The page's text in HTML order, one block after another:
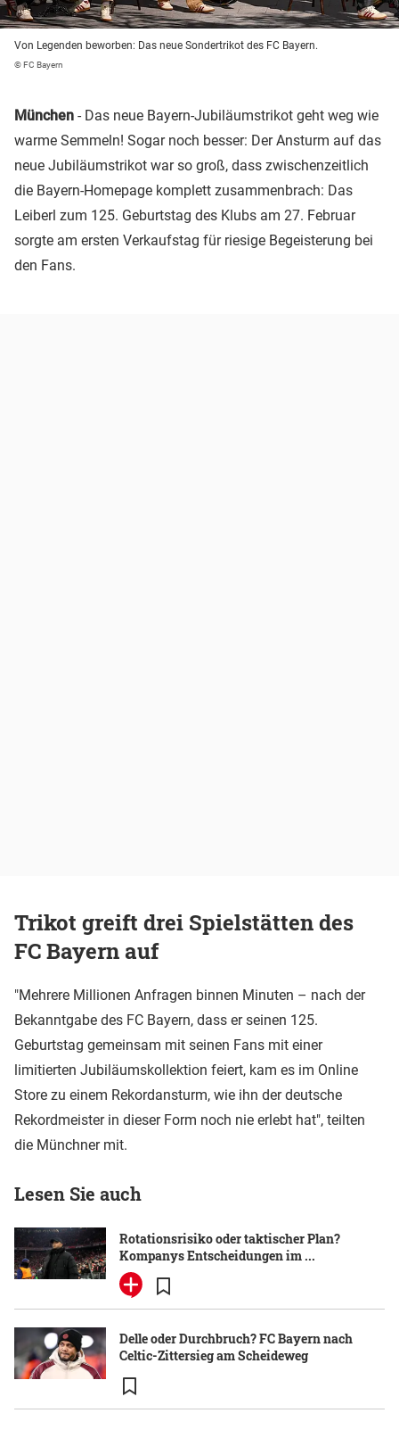
Von Legenden beworben: Das neue Sondertrikot des FC Bayern.
© FC Bayern
München - Das neue Bayern-Jubiläumstrikot geht weg wie
warme Semmeln! Sogar noch besser: Der Ansturm auf das
neue Jubiläumstrikot war so groß, dass zwischenzeitlich
die Bayern-Homepage komplett zusammenbrach: Das
Leiberl zum 125. Geburtstag des Klubs am 27. Februar
sorgte am ersten Verkaufstag für riesige Begeisterung bei
den Fans.
Trikot greift drei Spielstätten des
FC Bayern auf
"Mehrere Millionen Anfragen binnen Minuten – nach der
Bekanntgabe des FC Bayern, dass er seinen 125.
Geburtstag gemeinsam mit seinen Fans mit einer
limitierten Jubiläumskollektion feiert, kam es im Online
Store zu einem Rekordansturm, wie ihn der deutsche
Rekordmeister in dieser Form noch nie erlebt hat", teilten
die Münchner mit.
Lesen Sie auch
Rotationsrisiko oder taktischer Plan?
Kompanys Entscheidungen im ...
Delle oder Durchbruch? FC Bayern nach
Celtic-Zittersieg am Scheideweg